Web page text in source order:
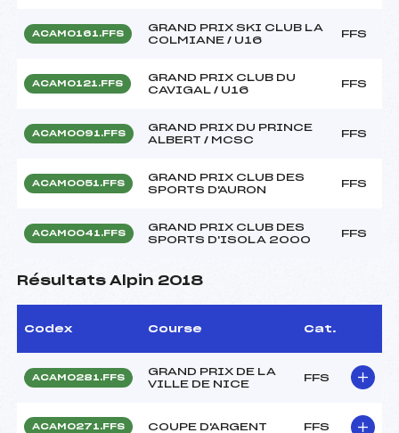
ACAM0161.FFS
GRAND PRIX SKI CLUB LA
COLMIANE / U16
FFS
ACAM0121.FFS
GRAND PRIX CLUB DU
CAVIGAL / U16
FFS
ACAM0091.FFS
GRAND PRIX DU PRINCE
ALBERT / MCSC
FFS
ACAM0051.FFS
GRAND PRIX CLUB DES
SPORTS D'AURON
FFS
ACAM0041.FFS
GRAND PRIX CLUB DES
SPORTS D'ISOLA 2000
FFS
Résultats Alpin 2018
Codex Course Cat.
ACAM0281.FFS
GRAND PRIX DE LA
VILLE DE NICE
FFS
ACAM0271.FFS COUPE D'ARGENT FFS